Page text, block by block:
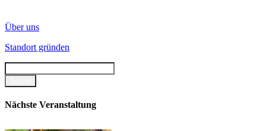
Über uns
Standort gründen
Nächste Veranstaltung